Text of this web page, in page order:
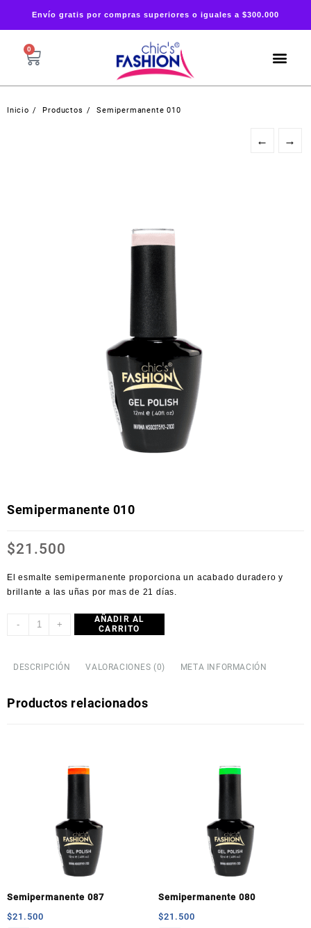
Envío gratis por compras superiores o iguales a $300.000
0
Inicio Productos Semipermanente 010
← →
Semipermanente 010
$21.500
El esmalte semipermanente proporciona un acabado duradero y
brillante a las uñas por mas de 21 días.
- +
AÑADIR AL
CARRITO
DESCRIPCIÓN VALORACIONES (0) META INFORMACIÓN
Productos relacionados
Semipermanente 087
$21.500
Semipermanente 080
$21.500